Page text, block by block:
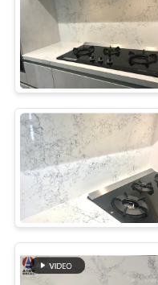
उद्धरण
का
अनुरोध
करें
साइटमैप
PRIVACY
POLICY
क्वार्ट्ज
सफेद